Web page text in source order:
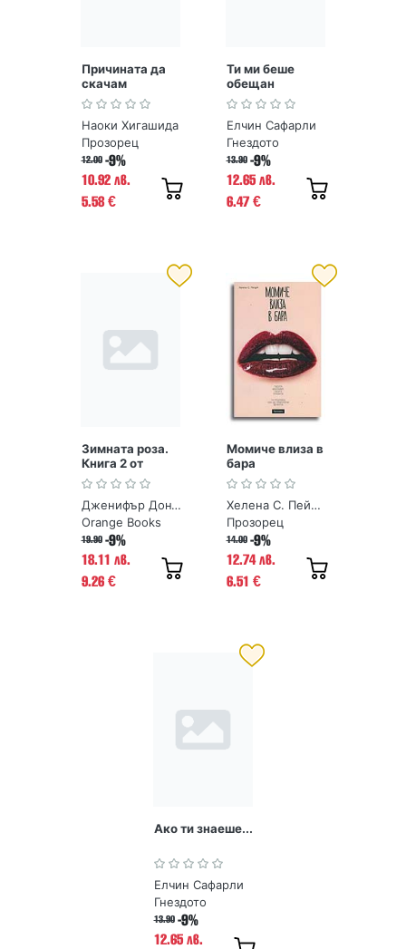
Причината да
скачам
Наоки Хигашида
Прозорец
12.00 -9%
10.92 лв.
5.58€
Ти ми беше
обещан
Елчин Сафарли
Гнездото
13.90 -9%
12.65 лв.
6.47€
Зимната роза.
Книга 2 от
Поредица
Чаената роза
Дженифър Донъли
Orange Books
19.90 -9%
18.11 лв.
9.26 €
Момиче влиза в
бара
Хелена С. Пейдж
Прозорец
14.00 -9%
12.74 лв.
6.51 €
Ако ти знаеше...
Елчин Сафарли
Гнездото
13.90 -9%
12.65 лв.